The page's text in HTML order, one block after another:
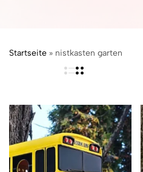
Startseite » nistkasten garten